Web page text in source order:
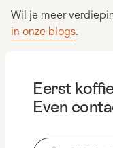
Wil je meer
in onze blogs.
Eerst
Even